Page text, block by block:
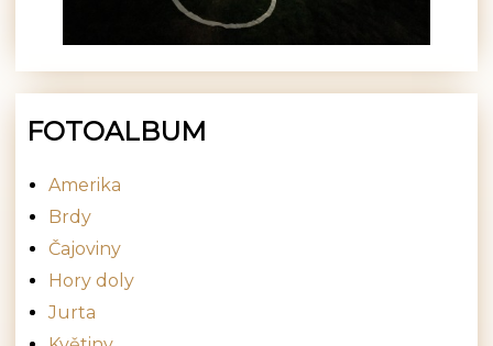
FOTOALBUM
Amerika
Brdy
Čajoviny
Hory doly
Jurta